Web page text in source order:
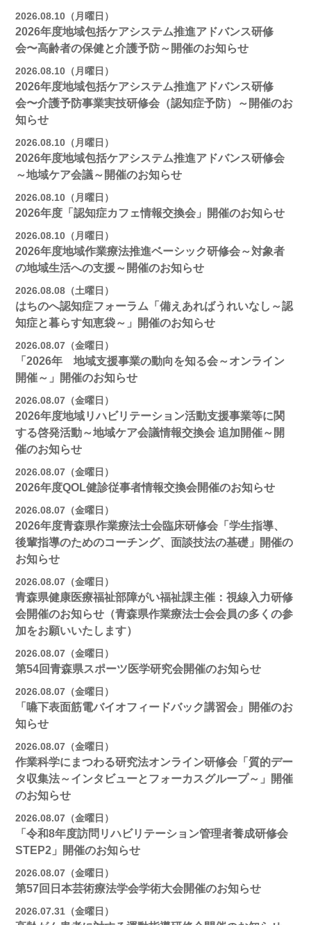
2026.08.10（月曜日）
2026年度地域包括ケアシステム推進アドバンス研修
会〜高齢者の保健と介護予防～開催のお知らせ
2026.08.10（月曜日）
2026年度地域包括ケアシステム推進アドバンス研修
会〜介護予防事業実技研修会（認知症予防）～開催のお
知らせ
2026.08.10（月曜日）
2026年度地域包括ケアシステム推進アドバンス研修会
～地域ケア会議～開催のお知らせ
2026.08.10（月曜日）
2026年度「認知症カフェ情報交換会」開催のお知らせ
2026.08.10（月曜日）
2026年度地域作業療法推進ベーシック研修会～対象者
の地域生活への支援～開催のお知らせ
2026.08.08（土曜日）
はちのへ認知症フォーラム「備えあればうれいなし～認
知症と暮らす知恵袋～」開催のお知らせ
2026.08.07（金曜日）
「2026年 地域支援事業の動向を知る会～オンライン
開催～」開催のお知らせ
2026.08.07（金曜日）
2026年度地域リハビリテーション活動支援事業等に関
する啓発活動～地域ケア会議情報交換会 追加開催～開
催のお知らせ
2026.08.07（金曜日）
2026年度QOL健診従事者情報交換会開催のお知らせ
2026.08.07（金曜日）
2026年度青森県作業療法士会臨床研修会「学生指導、
後輩指導のためのコーチング、面談技法の基礎」開催の
お知らせ
2026.08.07（金曜日）
青森県健康医療福祉部障がい福祉課主催：視線入力研修
会開催のお知らせ（青森県作業療法士会会員の多くの参
加をお願いいたします）
2026.08.07（金曜日）
第54回青森県スポーツ医学研究会開催のお知らせ
2026.08.07（金曜日）
「嚥下表面筋電バイオフィードバック講習会」開催のお
知らせ
2026.08.07（金曜日）
作業科学にまつわる研究法オンライン研修会「質的デー
タ収集法～インタビューとフォーカスグループ～」開催
のお知らせ
2026.08.07（金曜日）
「令和8年度訪問リハビリテーション管理者養成研修会
STEP2」開催のお知らせ
2026.08.07（金曜日）
第57回日本芸術療法学会学術大会開催のお知らせ
2026.07.31（金曜日）